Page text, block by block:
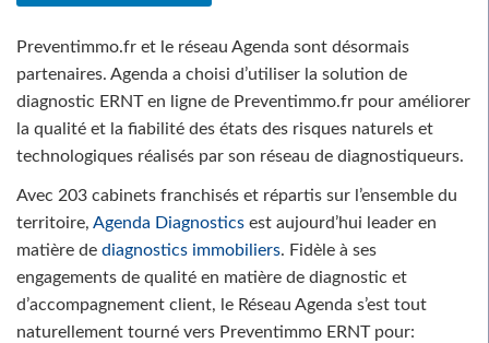
Preventimmo.fr et le réseau Agenda sont désormais
partenaires. Agenda a choisi d’utiliser la solution de
diagnostic ERNT en ligne de Preventimmo.fr pour améliorer
la qualité et la fiabilité des états des risques naturels et
technologiques réalisés par son réseau de diagnostiqueurs.
Avec 203 cabinets franchisés et répartis sur l’ensemble du
territoire, Agenda Diagnostics est aujourd’hui leader en
matière de diagnostics immobiliers. Fidèle à ses
engagements de qualité en matière de diagnostic et
d’accompagnement client, le Réseau Agenda s’est tout
naturellement tourné vers Preventimmo ERNT pour: